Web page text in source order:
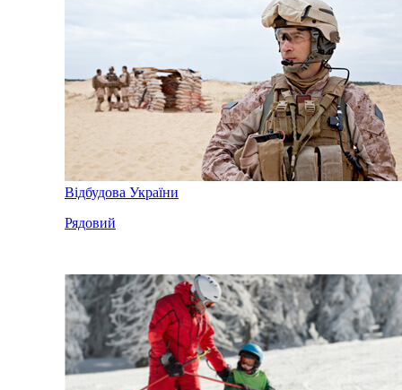
Відбудова України
Рядовий